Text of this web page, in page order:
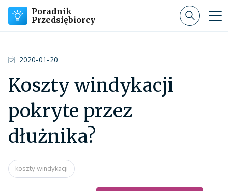
Poradnik
Przedsiębiorcy
2020-01-20
Koszty windykacji
pokryte przez
dłużnika?
koszty windykacji